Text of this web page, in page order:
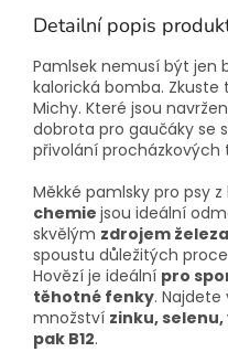
Detailní popis
Pamlsek nemusí být jen
kalorická bomba.
Michy. Které jsou
dobrota pro gaučáky se
přivolání procházkových
Měkké pamlsky pro psy
chemie jsou ideální
skvělým zdrojem železa
spoustu důležitých
Hovězí je ideální pro
těhotné fenky.
množství zinku,
pak B12.